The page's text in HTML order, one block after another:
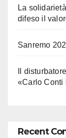
La
difeso il
Sanremo
Il
«Carlo Conti
Recent